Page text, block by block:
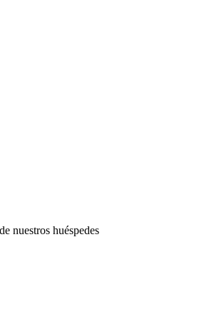
nuestros huéspedes